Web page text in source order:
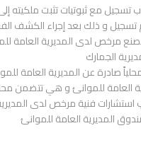
مع ثبوتيات تثبت ملكيته
و ذلك بعد إجراء الكشف
مرخص لدى المديرية العامة
الجمارك
صادرة عن المديرية العامة
للموانئ و هي تتضمن
فنية مرخص لدى
المديرية العامة للموانئ